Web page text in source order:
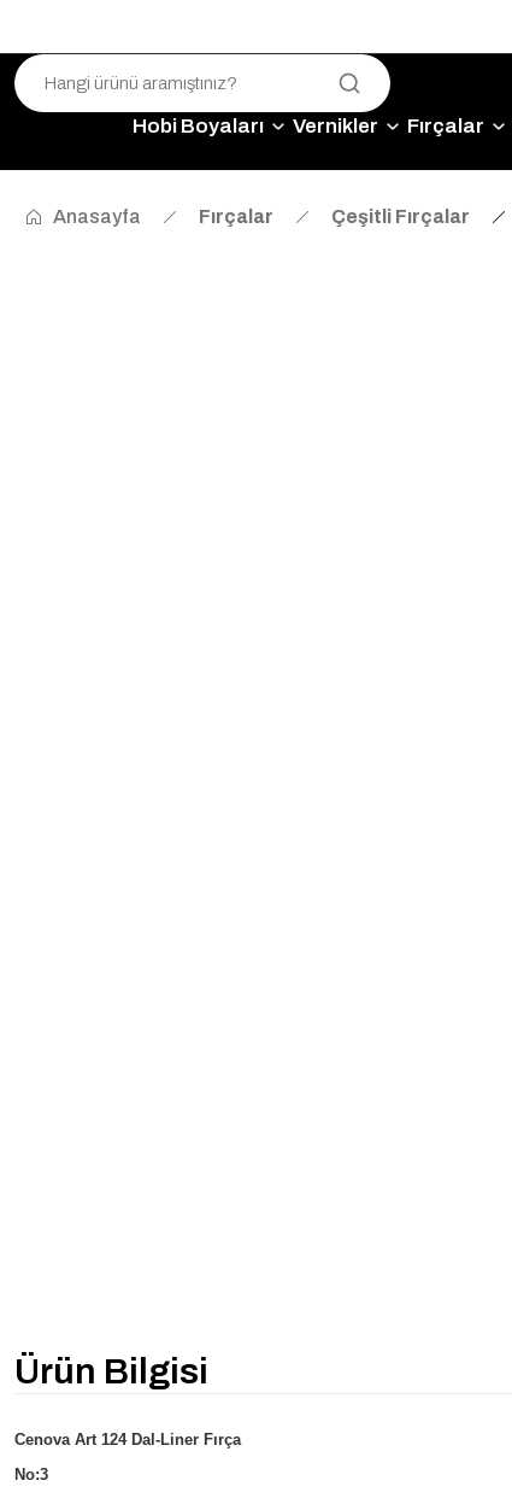
Hobi Boyaları Vernikler Fırçalar
Anasayfa Fırçalar Çeşitli Fırçalar
Ürün Bilgisi
Cenova Art 124 Dal-Liner Fırça
No:3